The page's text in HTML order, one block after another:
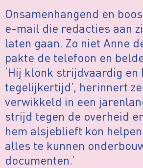
Onsamenhangend en
e-mail die redacties aan
laten gaan. Zo niet Anne
pakte de telefoon en
‘Hij klonk strijdvaardig en
tegelijkertijd’, herinnert ze
verwikkeld in een
strijd tegen de overheid
hem alsjeblieft kon
alles te kunnen
documenten.’